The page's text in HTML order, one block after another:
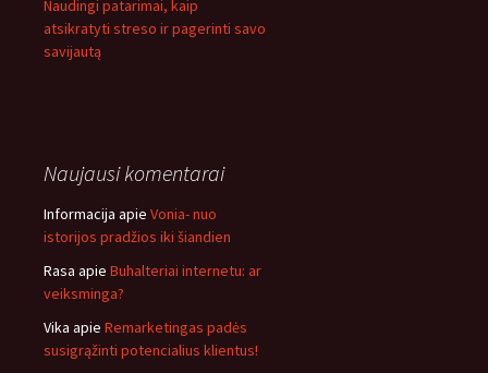
Naudingi patarimai, kaip
atsikratyti streso ir pagerinti savo
savijautą
Naujausi komentarai
Informacija apie Vonia- nuo
istorijos pradžios iki šiandien
Rasa apie Buhalteriai internetu: ar
veiksminga?
Vika apie Remarketingas padės
susigrąžinti potencialius klientus!